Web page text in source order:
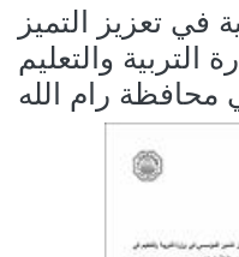
في تعزيز التميز
والتعليم
محافظة رام الله